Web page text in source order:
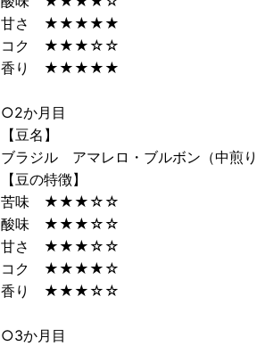
甘さ ★★★★★
コク ★★★☆☆
香り ★★★★★
○2か月目
【豆名】
ブラジル アマレロ・ブルボン（中煎り
【豆の特徴】
苦味 ★★★☆☆
酸味 ★★★☆☆
甘さ ★★★☆☆
コク ★★★★☆
香り ★★★☆☆
○3か月目